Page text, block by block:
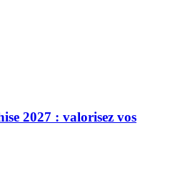
2027 : valorisez vos